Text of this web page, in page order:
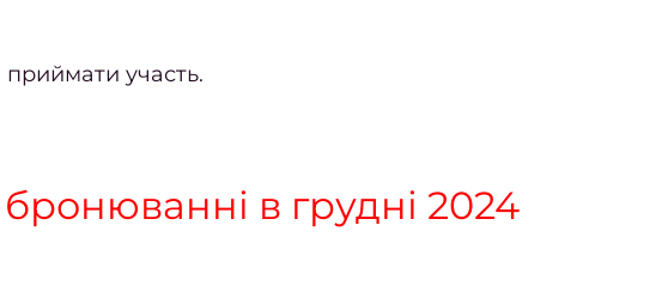
приймати участь.
бронюванні в грудні 2024